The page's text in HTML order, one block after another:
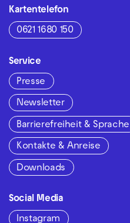
Kartentelefon
0621 1680 150
Service
Presse
Newsletter
Barrierefreiheit & Sprache
Kontakte & Anreise
Downloads
Social Media
Instagram